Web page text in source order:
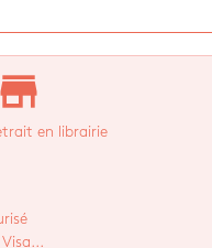
store_mall_directory
en librairie